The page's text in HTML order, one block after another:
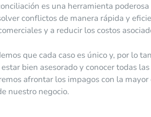
es una herramienta poderosa
conflictos de manera rápida y
y a reducir los costos
que cada caso es único y, por lo
bien asesorado y conocer todas
afrontar los impagos con la
nuestro negocio.